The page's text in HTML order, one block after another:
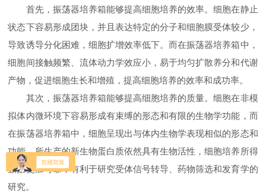
首先，振荡器培养箱能够提高细胞培养的效率。细胞在静止
状态下容易形成团块，并且表达特定的分子和细胞膜受体较少，
导致诱导分化困难，细胞扩增效率低下。而在振荡器培养箱中，
细胞间接触频繁、流体动力学效应小，易于均匀扩散养分和代谢
产物，促进细胞生长和增殖，提高细胞培养的效率和成功率。
其次，振荡器培养箱能够提高细胞培养的质量。细胞在非模
拟体内微环境下容易形成有束缚的形态和有限的生物学功能，而
在振荡器培养箱中，细胞呈现出与体内生物学表现相似的形态和
功能，所生产的新生物蛋白质依然具有生物活性，细胞培养所得
数据更加可靠，有利于研究受体信号转导、药物筛选和发育学的
研究。